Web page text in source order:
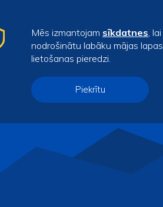
Mēs izmantojam sīkdatnes , lai
nodrošinātu labāku mājas lapas
lietošanas pieredzi.
Piekrītu